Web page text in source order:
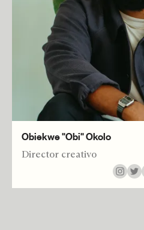
Obiekwe "Obi" Okolo
Director creativo